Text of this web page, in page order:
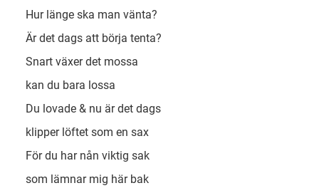
Hur länge ska man vänta?
Är det dags att börja tenta?
Snart växer det mossa
kan du bara lossa
Du lovade & nu är det dags
klipper löftet som en sax
För du har nån viktig sak
som lämnar mig här bak